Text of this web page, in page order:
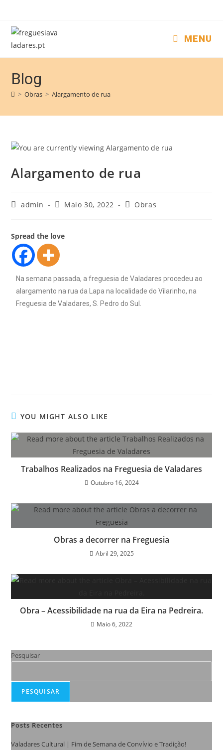
MENU
Blog
> Obras > Alargamento de rua
Alargamento de rua
admin Maio 30, 2022 Obras
Spread the love
Na semana passada, a freguesia de Valadares procedeu ao
alargamento na rua da Lapa na localidade do Vilarinho, na
Freguesia de Valadares, S. Pedro do Sul.
YOU MIGHT ALSO LIKE
Trabalhos Realizados na Freguesia de Valadares
Outubro 16, 2024
Obras a decorrer na Freguesia
Abril 29, 2025
Obra – Acessibilidade na rua da Eira na Pedreira.
Maio 6, 2022
Pesquisar
PESQUISAR
Posts Recentes
Valadares Cultural | Fim de Semana de Convívio e Tradição!